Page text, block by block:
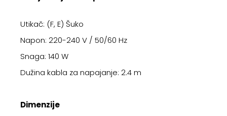
Utikač: (F, E) Šuko
Napon: 220-240 V / 50/60 Hz
Snaga: 140 W
Dužina kabla za napajanje: 2.4 m
Dimenzije